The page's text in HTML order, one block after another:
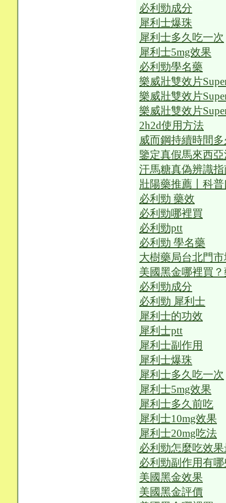
必利勁成分
犀利士爆珠
犀利士多久吃一次
犀利士5mg效果
必利勁學名藥
樂威壯雙效片
樂威壯雙效片
樂威壯雙效片
2h2d使用方法
威而鋼持續時間
鑒定真假馬來西
汗馬糖真偽辨識
壯陽藥推薦丨科
必利勁 藥效
必利勁哪裡買
必利勁ptt
必利勁 學名藥
大樹藥局台北門
美國黑金哪裡買
必利勁成分
必利勁 犀利士
犀利士的功效
犀利士ptt
犀利士副作用
犀利士爆珠
犀利士多久吃一次
犀利士5mg效果
犀利士多久前吃
犀利士10mg效果
犀利士20mg吃法
必利勁怎麼吃效
必利勁副作用有
美國黑金效果
美國黑金評價